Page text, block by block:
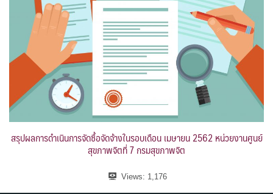
สรุปผลการดำเนินการจัดซื้อจัดจ้างในรอบเดือน เมษายน 2562 หน่วยงานศูนย์
สุขภาพจิตที่ 7 กรมสุขภาพจิต
Views: 1,176